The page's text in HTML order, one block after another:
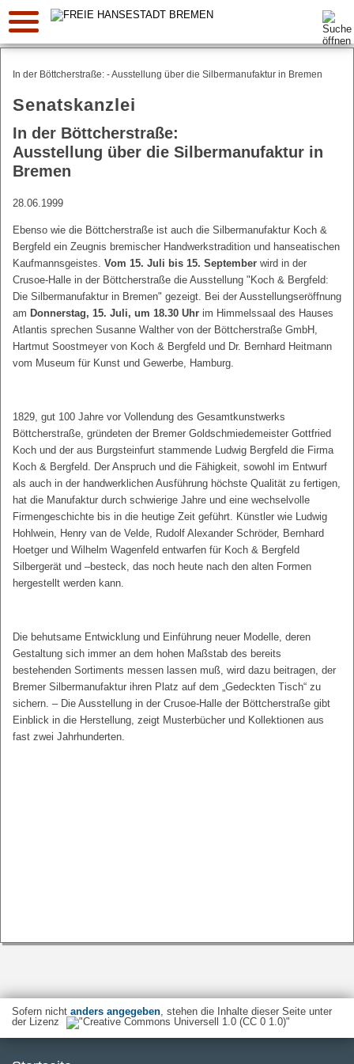
Suche:
In der Böttcherstraße: - Ausstellung über die Silbermanufaktur in Bremen
Senatskanzlei
In der Böttcherstraße:
Ausstellung über die Silbermanufaktur in
Bremen
28.06.1999
Ebenso wie die Böttcherstraße ist auch die Silbermanufaktur Koch &
Bergfeld ein Zeugnis bremischer Handwerkstradition und hanseatischen
Kaufmannsgeistes. Vom 15. Juli bis 15. September wird in der
Crusoe-Halle in der Böttcherstraße die Ausstellung "Koch & Bergfeld:
Die Silbermanufaktur in Bremen" gezeigt. Bei der Ausstellungseröffnung
am Donnerstag, 15. Juli, um 18.30 Uhr im Himmelssaal des Hauses
Atlantis sprechen Susanne Walther von der Böttcherstraße GmbH,
Hartmut Soostmeyer von Koch & Bergfeld und Dr. Bernhard Heitmann
vom Museum für Kunst und Gewerbe, Hamburg.
1829, gut 100 Jahre vor Vollendung des Gesamtkunstwerks
Böttcherstraße, gründeten der Bremer Goldschmiedemeister Gottfried
Koch und der aus Burgsteinfurt stammende Ludwig Bergfeld die Firma
Koch & Bergfeld. Der Anspruch und die Fähigkeit, sowohl im Entwurf
als auch in der handwerklichen Ausführung höchste Qualität zu fertigen,
hat die Manufaktur durch schwierige Jahre und eine wechselvolle
Firmengeschichte bis in die heutige Zeit geführt. Künstler wie Ludwig
Hohlwein, Henry van de Velde, Rudolf Alexander Schröder, Bernhard
Hoetger und Wilhelm Wagenfeld entwarfen für Koch & Bergfeld
Silbergerät und –besteck, das noch heute nach den alten Formen
hergestellt werden kann.
Die behutsame Entwicklung und Einführung neuer Modelle, deren
Gestaltung sich immer an dem hohen Maßstab des bereits
bestehenden Sortiments messen lassen muß, wird dazu beitragen, der
Bremer Silbermanufaktur ihren Platz auf dem „Gedeckten Tisch“ zu
sichern. – Die Ausstellung in der Crusoe-Halle der Böttcherstraße gibt
Einblick in die Herstellung, zeigt Musterbücher und Kollektionen aus
fast zwei Jahrhunderten.
Sofern nicht anders angegeben, stehen die Inhalte dieser Seite unter
der Lizenz